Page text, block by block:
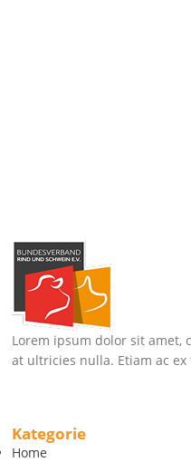
Lorem ipsum dolor sit amet,
at ultricies nulla. Etiam ac ex
Kategorie
Home